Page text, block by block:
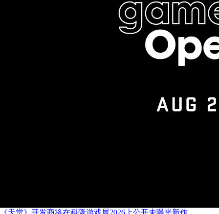
《天堂》开发商将在科隆游戏展2026上公开未曝光新作